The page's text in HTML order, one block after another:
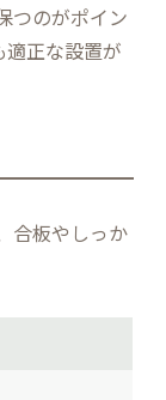
つのがポイン
正な設置が
合板やしっか